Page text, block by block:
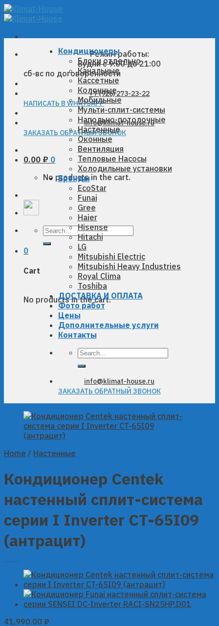
Skip
to
Режим работы:
Будни с 9:00 до 21:00
сб-вс по договоренности
+7 (926) 273-23-22
НАПИСАТЬ В WHATSAPP
info@klimat-house.ru
ЗАКАЗАТЬ ОБРАТНЫЙ ЗВОНОК
0.00 ₽ 0
No products in the cart.
Search
0
Cart
No products in the cart.
Кондиционеры
Блоки отдельно
Канальные
Кассетные
Колонные
Мобильные
Мульти-сплит-системы
Напольно-потолочные
Настенные
Оконные
Вентиляция
Тепловые Насосы
Холодильные установки
Бренды
EcoStar
Funai
Gree
Haier
Hisense
Hitachi
LG
Mitsubishi Electric
Mitsubishi Heavy Industries
Royal Clima
Toshiba
ДОСТАВКА И ОПЛАТА
Фото работ
Цены
Дополнительные услуги
Контакты
Search
info@klimat-house.ru
ЗАКАЗАТЬ ОБРАТНЫЙ ЗВОНОК
Home / Настенные
Кондиционер Centek
настенный сплит-система
серии I Inverter CT-65I09
(антрацит)
41,990.00 ₽